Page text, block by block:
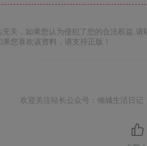
关，如果您认为侵犯了您的合法权益,
您喜欢该资料，请支持正版！
欢迎关注站长公众号：倾城生活日